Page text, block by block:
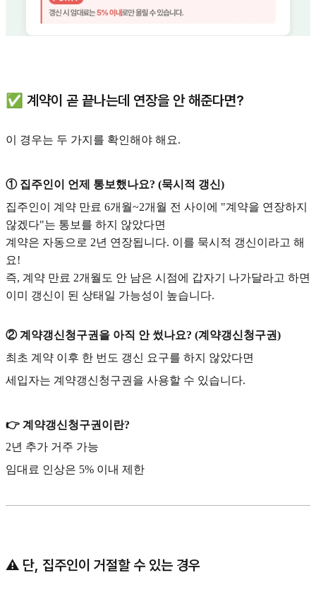
✅ 계약이 곧 끝나는데 연장을 안 해준다면?
이 경우는 두 가지를 확인해야 해요.
① 집주인이 언제 통보했나요? (묵시적 갱신)
집주인이 계약 만료 6개월~2개월 전 사이에 "계약을 연장하지
않겠다"는 통보를 하지 않았다면
계약은 자동으로 2년 연장됩니다. 이를 묵시적 갱신이라고 해
요!
즉, 계약 만료 2개월도 안 남은 시점에 갑자기 나가달라고 하면
이미 갱신이 된 상태일 가능성이 높습니다.
② 계약갱신청구권을 아직 안 썼나요? (계약갱신청구권)
최초 계약 이후 한 번도 갱신 요구를 하지 않았다면
세입자는 계약갱신청구권을 사용할 수 있습니다.
👉 계약갱신청구권이란?
2년 추가 거주 가능
임대료 인상은 5% 이내 제한
⚠️ 단, 집주인이 거절할 수 있는 경우